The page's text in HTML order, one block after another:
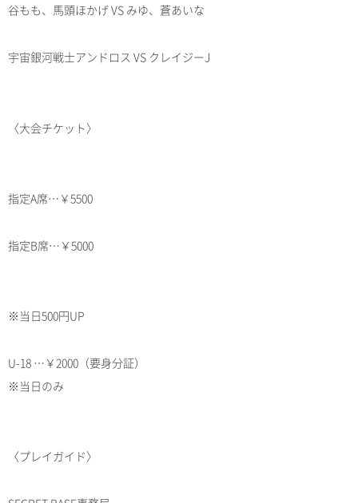
谷もも、馬頭ほかげ VS みゆ、蒼あいな
宇宙銀河戦士アンドロス VS クレイジーJ
〈大会チケット〉
指定A席…￥5500
指定B席…￥5000
※当日500円UP
U-18 …￥2000（要身分証）
※当日のみ
〈プレイガイド〉